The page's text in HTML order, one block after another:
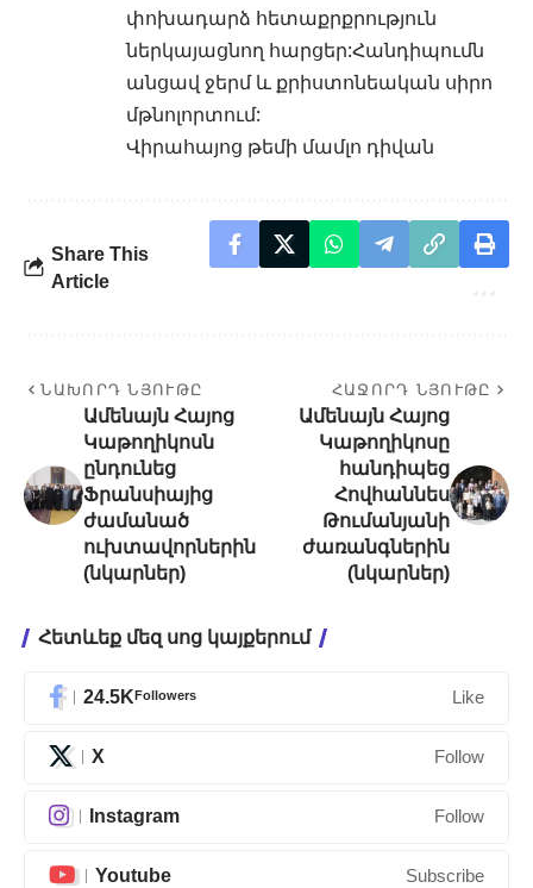
փոխադարձ հետաքրքրություն
ներկայացնող հարցեր:Հանդիպումն
անցավ ջերմ և քրիստոնեական սիրո
մթնոլորտում:
Վիրահայոց թեմի մամլո դիվան
Share This
Article
ՆԱԽՈՐԴ ՆՅՈՒԹԸ
Ամենայն Հայոց
Կաթողիկոսն
ընդունեց
Ֆրանսիայից
ժամանած
ուխտավորներին
(նկարներ)
ՀԱՋՈՐԴ ՆՅՈՒԹԸ
Ամենայն Հայոց
Կաթողիկոսը
հանդիպեց
Հովհաննես
Թումանյանի
ժառանգներին
(նկարներ)
Հետևեք մեզ սոց կայքերում
24.5KFollowers Like
X Follow
Instagram Follow
Youtube Subscribe